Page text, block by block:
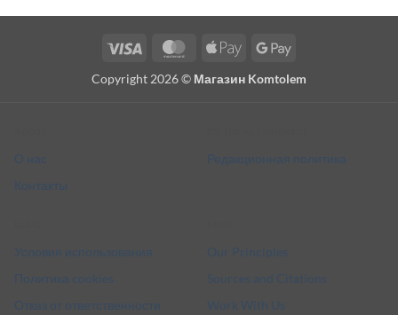
Visa MasterCardApple
Google
Copyright 2026 © Магазин Komtolem
О нас
Контакты
Редакционная политика
Условия использования
Политика cookies
Отказ от ответственности
Our Principles
Sources and Citations
Work With Us